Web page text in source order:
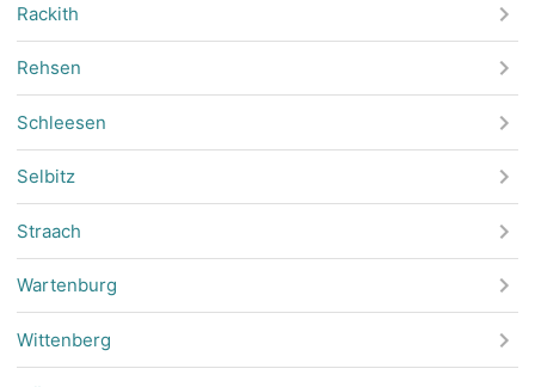
Rackith
Rehsen
Schleesen
Selbitz
Straach
Wartenburg
Wittenberg